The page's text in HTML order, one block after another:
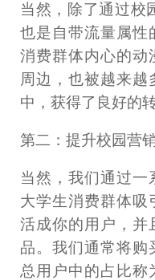
当然，除了通过校
也是自带流量属性
消费群体内心的动
周边，也被越来越
中，获得了良好的
第二：提升校园营
当然，我们通过一
大学生消费群体吸
活成你的用户，并
品。我们通常将购
总用户中的占比称